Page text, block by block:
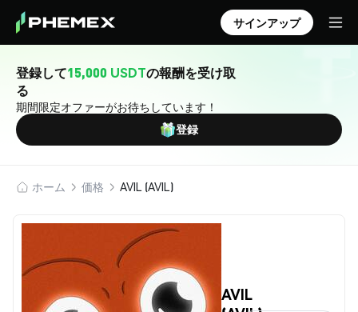
サインアップ
登録して15,000 USDTの報酬を受け取
る
期間限定オファーがお待ちしています！
登録
ホーム 価格 AVIL (AVIL)
AVIL